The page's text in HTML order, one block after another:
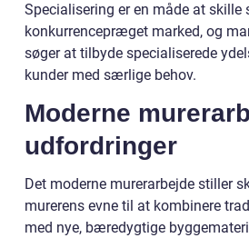
Specialisering er en måde at skille
konkurrencepræget marked, og
søger at tilbyde specialiserede
kunder med særlige behov.
Moderne
udfordringer
Det moderne murerarbejde stiller
murerens evne til at kombinere
med nye, bæredygtige